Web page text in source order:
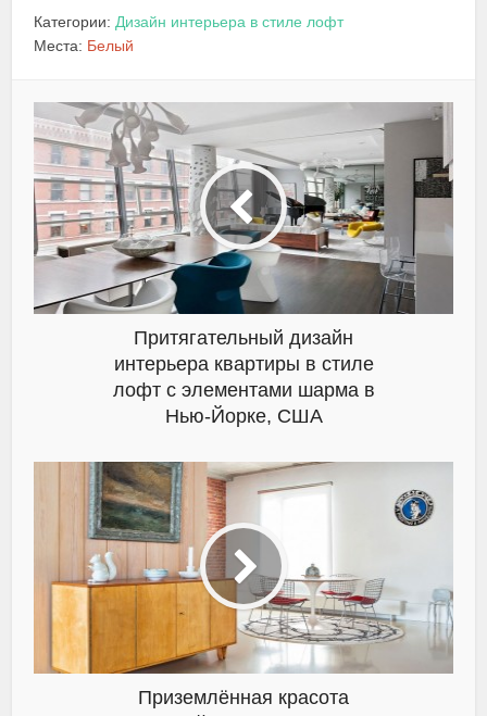
Категории: Дизайн интерьера в стиле лофт
Места: Белый
Притягательный дизайн
интерьера квартиры в стиле
лофт с элементами шарма в
Нью-Йорке, США
Приземлённая красота